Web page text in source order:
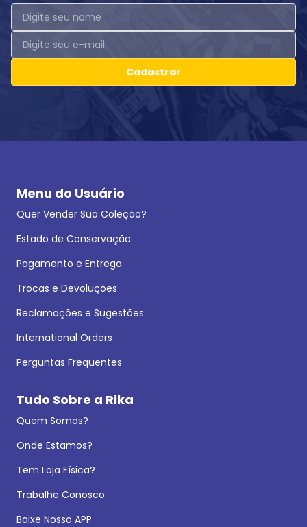
Cadastrar
Menu do Usuário
Quer Vender Sua Coleção?
Estado de Conservação
Pagamento e Entrega
Trocas e Devoluções
Reclamações e Sugestões
International Orders
Perguntas Frequentes
Tudo Sobre a Rika
Quem Somos?
Onde Estamos?
Tem Loja Física?
Trabalhe Conosco
Baixe Nosso APP